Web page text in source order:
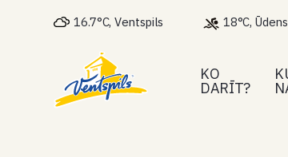
16.7°C, Ventspils 18°C, Ūdens
KO
DARĪT?